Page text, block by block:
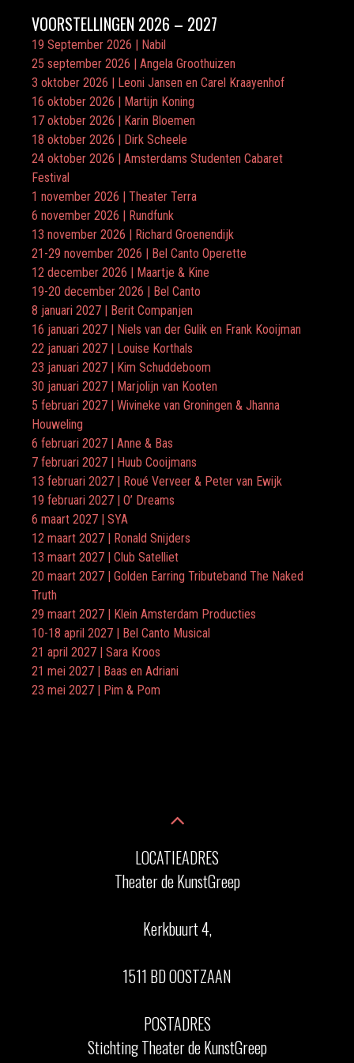
VOORSTELLINGEN 2026 – 2027
19 September 2026 | Nabil
25 september 2026 | Angela Groothuizen
3 oktober 2026 | Leoni Jansen en Carel Kraayenhof
16 oktober 2026 | Martijn Koning
17 oktober 2026 | Karin Bloemen
18 oktober 2026 | Dirk Scheele
24 oktober 2026 | Amsterdams Studenten Cabaret
Festival
1 november 2026 | Theater Terra
6 november 2026 | Rundfunk
13 november 2026 | Richard Groenendijk
21-29 november 2026 | Bel Canto Operette
12 december 2026 | Maartje & Kine
19-20 december 2026 | Bel Canto
8 januari 2027 | Berit Companjen
16 januari 2027 | Niels van der Gulik en Frank Kooijman
22 januari 2027 | Louise Korthals
23 januari 2027 | Kim Schuddeboom
30 januari 2027 | Marjolijn van Kooten
5 februari 2027 | Wivineke van Groningen & Jhanna
Houweling
6 februari 2027 | Anne & Bas
7 februari 2027 | Huub Cooijmans
13 februari 2027 | Roué Verveer & Peter van Ewijk
19 februari 2027 | O’ Dreams
6 maart 2027 | SYA
12 maart 2027 | Ronald Snijders
13 maart 2027 | Club Satelliet
20 maart 2027 | Golden Earring Tributeband The Naked
Truth
29 maart 2027 | Klein Amsterdam Producties
10-18 april 2027 | Bel Canto Musical
21 april 2027 | Sara Kroos
21 mei 2027 | Baas en Adriani
23 mei 2027 | Pim & Pom
LOCATIEADRES
Theater de KunstGreep
Kerkbuurt 4,
1511 BD OOSTZAAN
POSTADRES
Stichting Theater de KunstGreep